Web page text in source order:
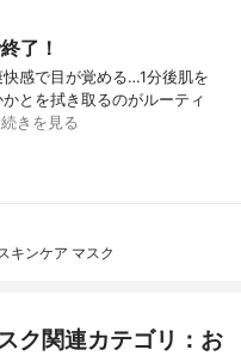
了！
感で目が覚める…1分後肌を
とを拭き取るのがルーティ
続きを見る
キンケア マスク
ク関連カテゴリ：お